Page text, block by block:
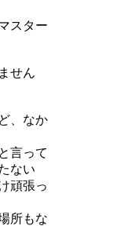
スター
せん
、なか
言って
ない
頑張っ
所もな